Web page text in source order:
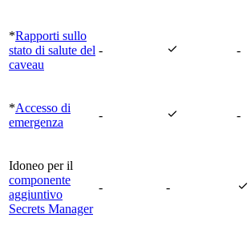
*Rapporti sullo
stato di salute del
caveau
-  -
*Accesso di
emergenza
-  -
Idoneo per il
componente
aggiuntivo
Secrets Manager
- - 